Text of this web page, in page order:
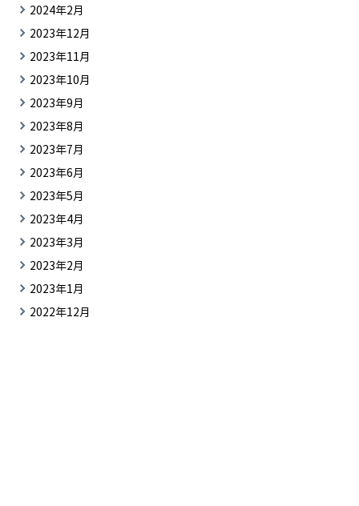
2024年2月
2023年12月
2023年11月
2023年10月
2023年9月
2023年8月
2023年7月
2023年6月
2023年5月
2023年4月
2023年3月
2023年2月
2023年1月
2022年12月